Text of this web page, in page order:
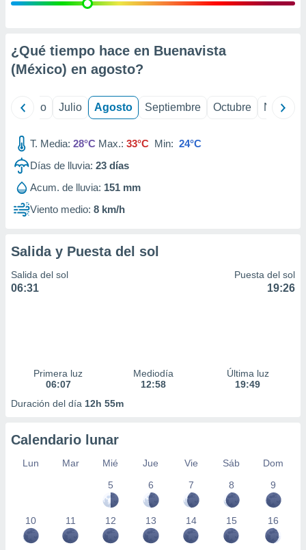
e
mediante
publicidad
de
1199
¿Qué tiempo hace en Buenavista
(México) en agosto?
Junio Julio Agosto Septiembre Octubre
T. Media: 28°C Max.: 33°C Min: 24°C
Días de lluvia: 23 días
Acum. de lluvia: 151 mm
Viento medio: 8 km/h
Salida y Puesta del sol
Salida del sol
06:31
Puesta del sol
19:26
Primera luz
06:07
Mediodía
12:58
Última luz
19:49
Duración del día 12h 55m
Calendario lunar
Lun Mar Mié Jue Vie Sáb
Dom
5
6 7 8 9
10 11 12 13 14 15 16